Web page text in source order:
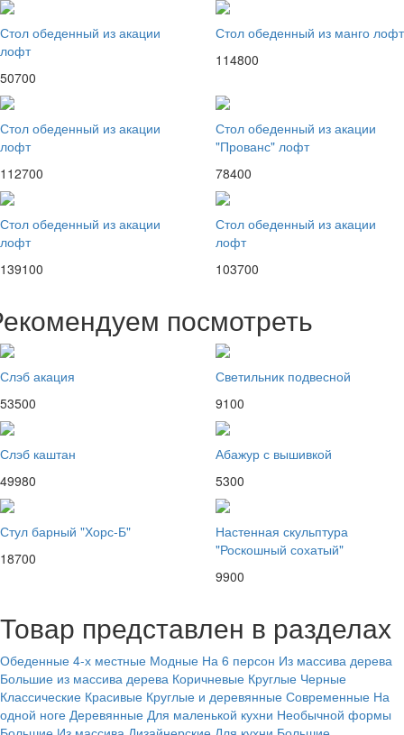
Стол обеденный из акации
лофт
50700
Стол обеденный из манго лофт
114800
Стол обеденный из акации
лофт
112700
Стол обеденный из акации
"Прованс" лофт
78400
Стол обеденный из акации
лофт
139100
Стол обеденный из акации
лофт
103700
посмотреть
Слэб акация
53500
Светильник подвесной
9100
Слэб каштан
49980
Абажур с вышивкой
5300
Стул барный "Хорс-Б"
18700
Настенная скульптура
"Роскошный сохатый"
9900
Товар представлен в разделах
Обеденные 4-х местные Модные На 6 персон Из массива дерева
Большие из массива дерева Коричневые Круглые Черные
Классические Красивые Круглые и деревянные Современные На
одной ноге Деревянные Для маленькой кухни Необычной формы